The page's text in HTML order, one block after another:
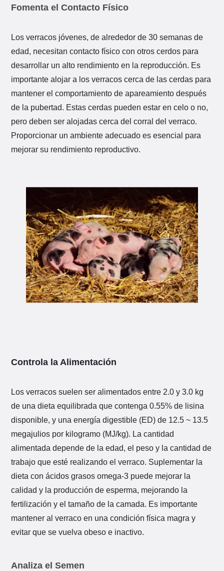
Fomenta el Contacto Físico
Los verracos jóvenes, de alrededor de 30 semanas de
edad, necesitan contacto físico con otros cerdos para
desarrollar un alto rendimiento en la reproducción. Es
importante alojar a los verracos cerca de las cerdas para
mantener el comportamiento de apareamiento después
de la pubertad. Estas cerdas pueden estar en celo o no,
pero deben ser alojadas cerca del corral del verraco.
Proporcionar un ambiente adecuado es esencial para
mejorar su rendimiento reproductivo.
Controla la Alimentación
Los verracos suelen ser alimentados entre 2.0 y 3.0 kg
de una dieta equilibrada que contenga 0.55% de lisina
disponible, y una energía digestible (ED) de 12.5 ~ 13.5
megajulios por kilogramo (MJ/kg). La cantidad
alimentada depende de la edad, el peso y la cantidad de
trabajo que esté realizando el verraco. Suplementar la
dieta con ácidos grasos omega-3 puede mejorar la
calidad y la producción de esperma, mejorando la
fertilización y el tamaño de la camada. Es importante
mantener al verraco en una condición física magra y
evitar que se vuelva obeso e inactivo.
Analiza el Semen